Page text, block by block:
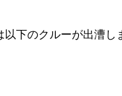
以下のクルーが出漕し